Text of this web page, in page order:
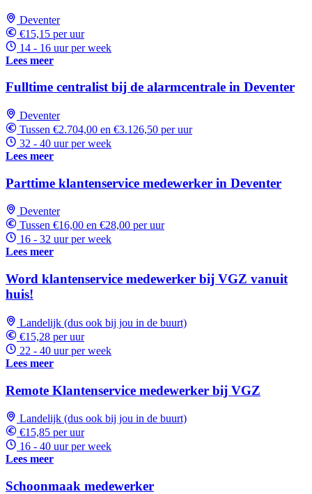
Deventer
€15,15 per uur
14 - 16 uur per week
Lees meer
Fulltime centralist bij de alarmcentrale in Deventer
Deventer
Tussen €2.704,00 en €3.126,50 per uur
32 - 40 uur per week
Lees meer
Parttime klantenservice medewerker in Deventer
Deventer
Tussen €16,00 en €28,00 per uur
16 - 32 uur per week
Lees meer
Word klantenservice medewerker bij VGZ vanuit
huis!
Landelijk (dus ook bij jou in de buurt)
€15,28 per uur
22 - 40 uur per week
Lees meer
Remote Klantenservice medewerker bij VGZ
Landelijk (dus ook bij jou in de buurt)
€15,85 per uur
16 - 40 uur per week
Lees meer
Schoonmaak medewerker